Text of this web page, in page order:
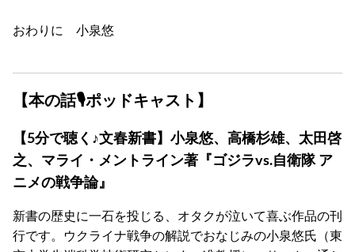
おわりに 小泉悠
【本の話🎙ポッドキャスト】
【5分で聴く♪文春新書】小泉悠、高橋杉雄、太田啓
之、マライ・メントライン著『ゴジラvs.自衛隊 ア
ニメの戦争論』
新書の歴史に一石を投じる、オタクが泣いて喜ぶ作品の刊
行です。ウクライナ戦争の解説でおなじみの小泉悠氏（東